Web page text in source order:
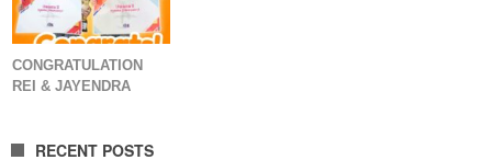
CONGRATULATION
REI & JAYENDRA
RECENT POSTS